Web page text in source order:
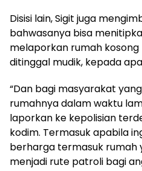
Disisi lain, Sigit juga
bahwasanya bisa
melaporkan rumah
ditinggal mudik, kepada
“Dan bagi masyarakat
rumahnya dalam waktu
laporkan ke kepolisian
kodim. Termasuk apabila
berharga termasuk rumah
menjadi rute patroli bagi